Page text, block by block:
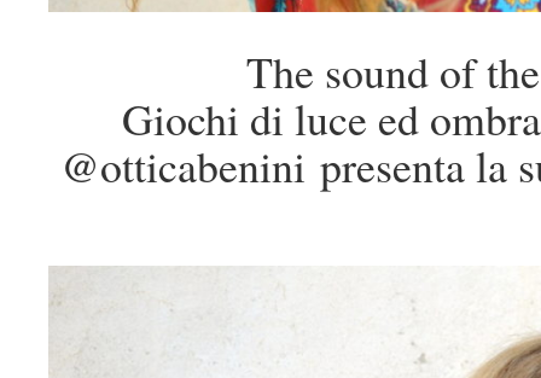
The sound of
Giochi di luce ed
@otticabenini presenta la